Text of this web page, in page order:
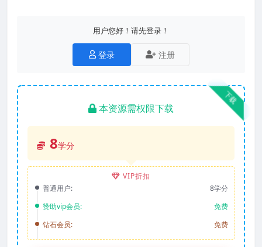
用户您好！请先登录！
登录 注册
下载
本资源需权限下载
8学分
VIP折扣
普通用户:
8学分
赞助vip会员:
免费
钻石会员:
免费